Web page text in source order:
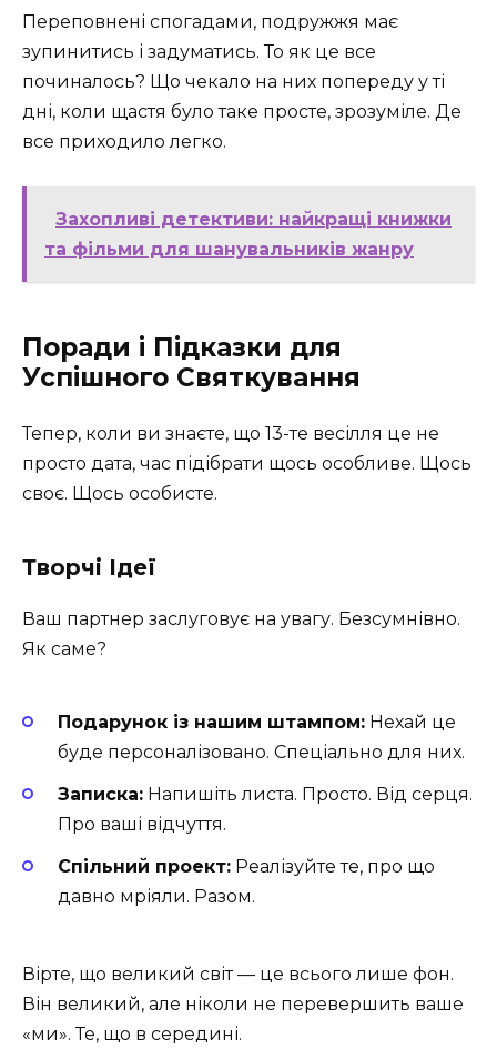
Переповнені спогадами, подружжя має
зупинитись і задуматись. То як це все
починалось? Що чекало на них попереду у ті
дні, коли щастя було таке просте, зрозуміле. Де
все приходило легко.
Захопливі детективи: найкращі книжки
та фільми для шанувальників жанру
Поради і Підказки для
Успішного Святкування
Тепер, коли ви знаєте, що 13-те весілля це не
просто дата, час підібрати щось особливе. Щось
своє. Щось особисте.
Творчі Ідеї
Ваш партнер заслуговує на увагу. Безсумнівно.
Як саме?
Подарунок із нашим штампом: Нехай це
буде персоналізовано. Спеціально для них.
Записка: Напишіть листа. Просто. Від серця.
Про ваші відчуття.
Спільний проект: Реалізуйте те, про що
давно мріяли. Разом.
Вірте, що великий світ — це всього лише фон.
Він великий, але ніколи не перевершить ваше
«ми». Те, що в середині.